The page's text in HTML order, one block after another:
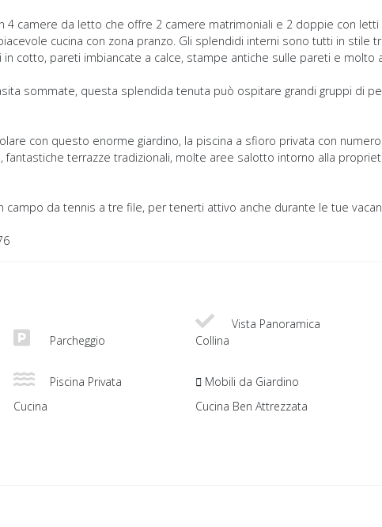
4 camere da letto che offre 2 camere matrimoniali e 2 doppie con letti
cucina con zona pranzo. Gli splendidi interni sono tutti in stile
in cotto, pareti imbiancate a calce, stampe antiche sulle pareti e molto
sommate, questa splendida tenuta può ospitare grandi gruppi di
con questo enorme giardino, la piscina a sfioro privata con
fantastiche terrazze tradizionali, molte aree salotto intorno alla
campo da tennis a tre file, per tenerti attivo anche durante le tue
Parcheggio
Vista Panoramica
Collina
Piscina Privata
Mobili da Giardino
Cucina
Cucina Ben Attrezzata